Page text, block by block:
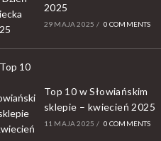
2025
29 MAJA 2025 / 0 COMMENTS
Top 10 w Słowiańskim
sklepie – kwiecień 2025
11 MAJA 2025 / 0 COMMENTS